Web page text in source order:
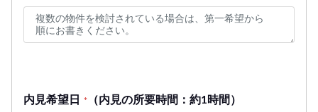
内見希望日 * （内見の所要時間：約1時間）